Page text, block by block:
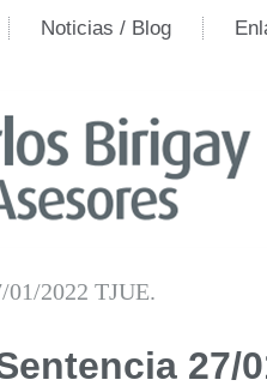
Noticias / Blog
01/2022 TJUE.
27/